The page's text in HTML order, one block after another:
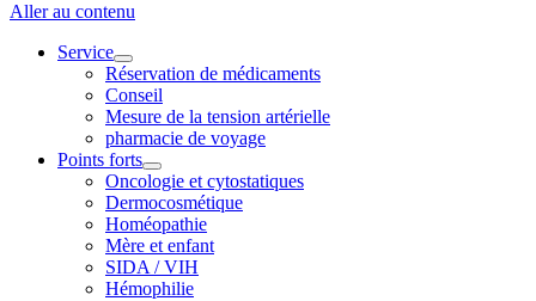
Aller au contenu
Service
Réservation de médicaments
Conseil
Mesure de la tension artérielle
pharmacie de voyage
Points forts
Oncologie et cytostatiques
Dermocosmétique
Homéopathie
Mère et enfant
SIDA / VIH
Hémophilie